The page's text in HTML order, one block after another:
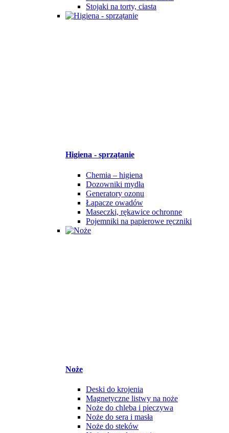
Stojaki na torty, ciasta
Higiena - sprzątanie
Chemia – higiena
Dozowniki mydła
Generatory ozonu
Łapacze owadów
Maseczki, rękawice ochronne
Pojemniki na papierowe ręczniki
Noże
Deski do krojenia
Magnetyczne listwy na noże
Noże do chleba i pieczywa
Noże do sera i masła
Noże do steków